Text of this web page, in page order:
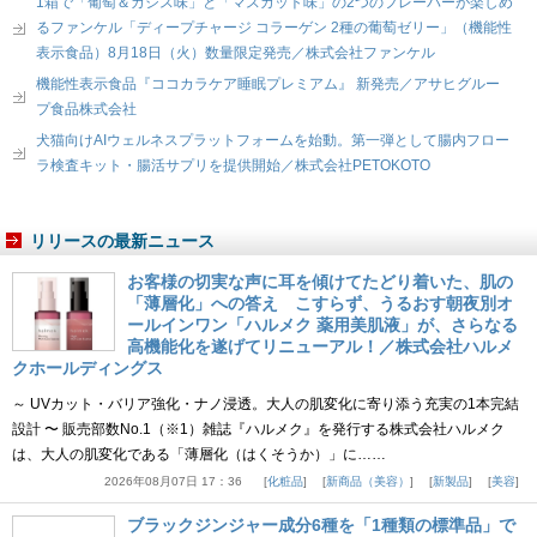
るファンケル「ディープチャージ コラーゲン 2種の葡萄ゼリー」（機能性
表示食品）8月18日（火）数量限定発売／株式会社ファンケル
機能性表示食品『ココカラケア睡眠プレミアム』 新発売／アサヒグルー
プ食品株式会社
犬猫向けAIウェルネスプラットフォームを始動。第一弾として腸内フロー
ラ検査キット・腸活サプリを提供開始／株式会社PETOKOTO
リリースの最新ニュース
お客様の切実な声に耳を傾けてたどり着いた、肌の
「薄層化」への答え こすらず、うるおす朝夜別オ
ールインワン「ハルメク 薬用美肌液」が、さらなる
高機能化を遂げてリニューアル！／株式会社ハルメ
クホールディングス
～ UVカット・バリア強化・ナノ浸透。大人の肌変化に寄り添う充実の1本完結
設計 〜 販売部数No.1（※1）雑誌『ハルメク』を発行する株式会社ハルメク
は、大人の肌変化である「薄層化（はくそうか）」に……
2026年08月07日 17：36 化粧品 新商品（美容） 新製品 美容
ブラックジンジャー成分6種を「1種類の標準品」で